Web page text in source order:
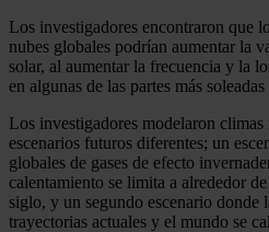
Los investigadores encontraron que
nubes globales podrían aumentar la
solar, al aumentar la frecuencia y la
en algunas de las partes más
Los investigadores modelaron climas
escenarios futuros diferentes; un
globales de gases de efecto
calentamiento se limita a alrededor
siglo, y un segundo escenario donde
trayectorias actuales y el mundo se